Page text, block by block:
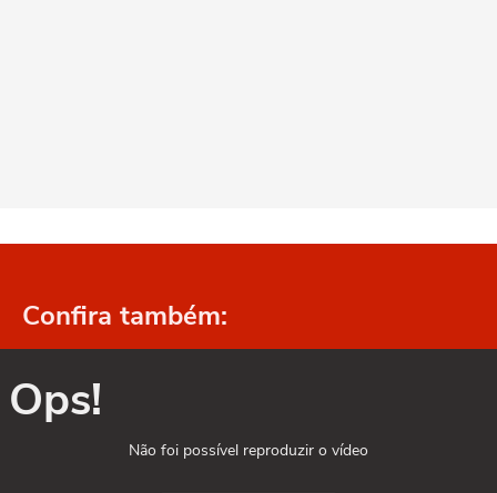
Confira também:
Ops!
Não foi possível reproduzir o vídeo